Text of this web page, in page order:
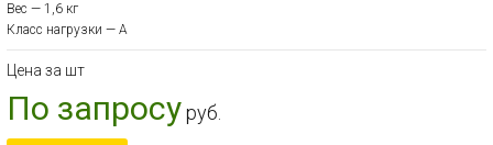
Вес — 1,6 кг
Класс нагрузки — A
Цена за шт
По запросуруб.